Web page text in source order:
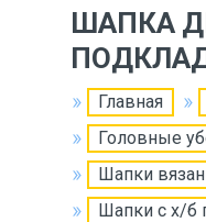
ШАПКА
Главная
Головные
Шапки
Шапки с х/б